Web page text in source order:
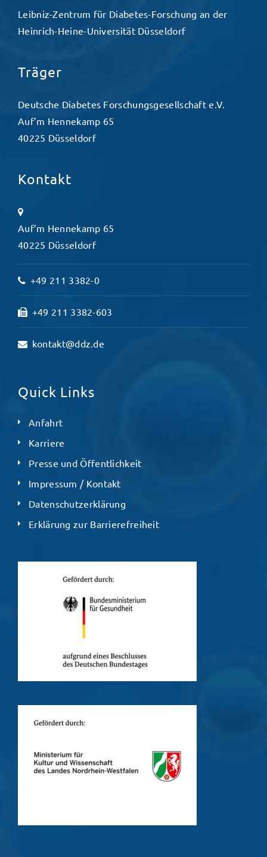
Leibniz-Zentrum für Diabetes-Forschung an der
Heinrich-Heine-Universität Düsseldorf
Träger
Deutsche Diabetes Forschungsgesellschaft e.V.
Auf’m Hennekamp 65
40225 Düsseldorf
Kontakt
Auf’m Hennekamp 65
40225 Düsseldorf
+49 211 3382-0
+49 211 3382-603
kontakt@ddz.de
Quick Links
Anfahrt
Karriere
Presse und Öffentlichkeit
Impressum / Kontakt
Datenschutzerklärung
Erklärung zur Barrierefreiheit